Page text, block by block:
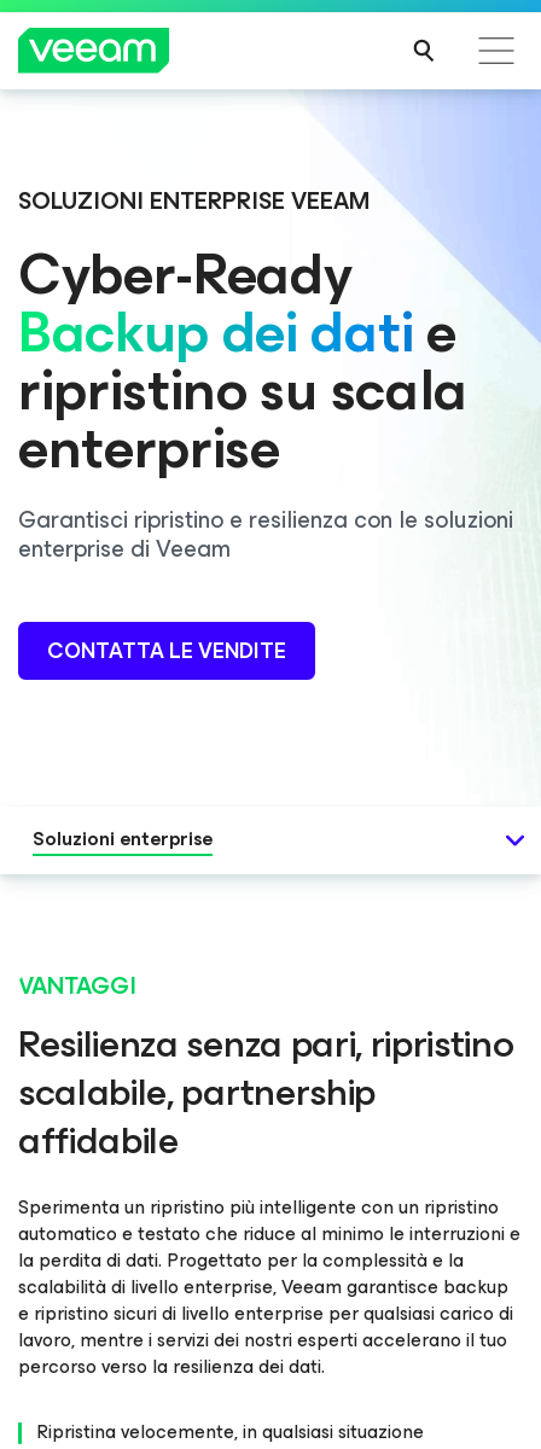
Linee guida di Veeam per i clienti interessati
dall'aggiornamento dei contenuti di CrowdStrike
PER
RNE
DI
PIÙ
SOLUZIONI ENTERPRISE VEEAM
Cyber-Ready
Backup dei datie
ripristino su scala
enterprise
Garantisci ripristino e resilienza con le soluzioni
enterprise di Veeam
CONTATTA LE VENDITE
Soluzioni enterprise
VANTAGGI
Resilienza senza pari, ripristino
scalabile, partnership
affidabile
Sperimenta un ripristino più intelligente con un ripristino
automatico e testato che riduce al minimo le interruzioni e
la perdita di dati. Progettato per la complessità e la
scalabilità di livello enterprise, Veeam garantisce backup
e ripristino sicuri di livello enterprise per qualsiasi carico di
lavoro, mentre i servizi dei nostri esperti accelerano il tuo
percorso verso la resilienza dei dati.
Ripristina velocemente, in qualsiasi situazione